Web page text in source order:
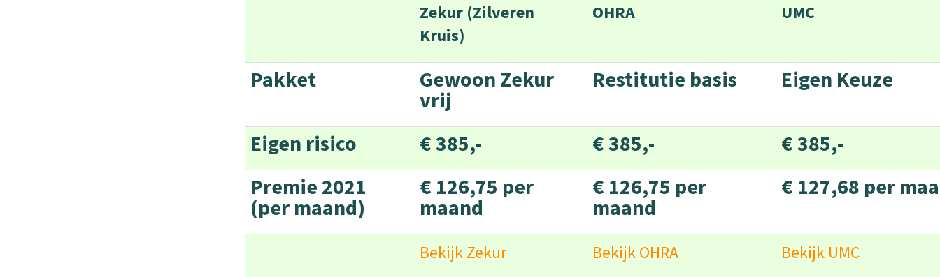
Zekur (Zilveren
Kruis)
OHRA UMC
Pakket Gewoon Zekur
vrij
Restitutie basis Eigen Keuze
Eigen risico € 385,- € 385,-
€ 385,-
Premie 2021
(per maand)
€ 126,75 per
maand
€ 126,75 per
maand
€ 127,68 per
Bekijk Zekur Bekijk OHRA Bekijk UMC